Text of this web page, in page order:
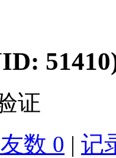
证
数 0 | 记